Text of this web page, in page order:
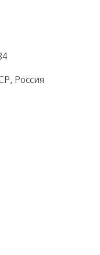
Россия